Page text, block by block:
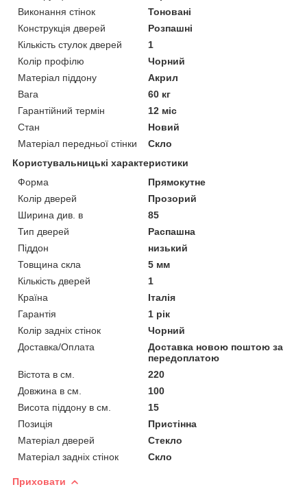
Виконання стінок
Тоновані
Конструкція дверей
Розпашні
Кількість стулок дверей
1
Колір профілю
Чорний
Матеріал піддону
Акрил
Вага
60 кг
Гарантійний термін
12 міс
Стан
Новий
Матеріал передньої стінки
Скло
Користувальницькі характеристики
Форма
Прямокутне
Колір дверей
Прозорий
Ширина див. в
85
Тип дверей
Распашна
Піддон
низький
Товщина скла
5 мм
Кількість дверей
1
Країна
Італія
Гарантія
1 рік
Колір задніх стінок
Чорний
Доставка/Оплата
Доставка новою поштою за
передоплатою
Вістота в см.
220
Довжина в см.
100
Висота піддону в см.
15
Позиція
Пристінна
Матеріал дверей
Стекло
Матеріал задніх стінок
Скло
Приховати